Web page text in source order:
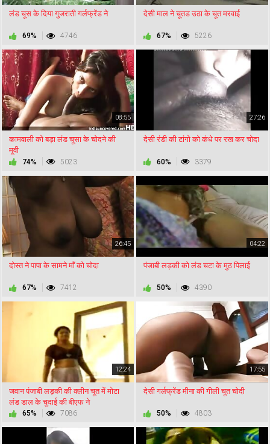
लंड चूस के दिया गुजराती गर्लफ्रेंड ने
69% 4746
देसी माल ने चूतड उठा के चूत मरवाई
67% 5226
08:55
कामवाली को बड़ा लंड चूसा के चोदने की
मूवी
74% 5023
27:26
देसी रंडी की टांगो को कंधे पर रख कर चोदा
60% 3379
26:45
दोस्त ने पापा के सामने माँ को चोदा
67% 7412
04:22
पंजाबी लड़की को लंड चटा के मुठ पिलाई
50% 4390
12:24
जवान पंजाबी लड़की की क्लीन चूत में मोटा
लंड डाल के चुदाई की बीएफ ने
65% 7086
17:55
देसी गर्लफ्रेंड मीना की गीली चूत चोदी
50% 4803